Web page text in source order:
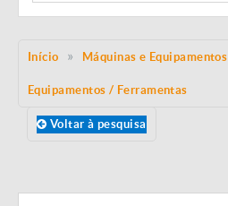
Início Máquinas e Equipamentos
Equipamentos / Ferramentas
Voltar à pesquisa